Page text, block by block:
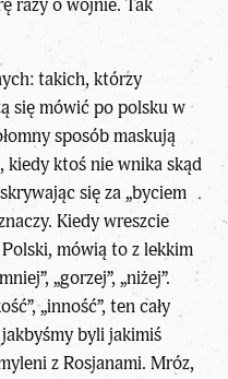
takich, którzy
się mówić po polsku w
sposób maskują
kiedy ktoś nie wnika skąd
się za „byciem
Kiedy wreszcie
mówią to z lekkim
„gorzej”, „niżej”.
„inność”, ten cały
byli jakimiś
z Rosjanami. Mróz,